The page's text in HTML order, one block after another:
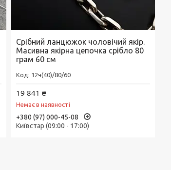
Срібний ланцюжок чоловічий якір.
Масивна якірна цепочка срібло 80
грам 60 см
12ч(40)/80/60
19 841 ₴
Немає в наявності
+380 (97) 000-45-08
Київстар (09:00 - 17:00)